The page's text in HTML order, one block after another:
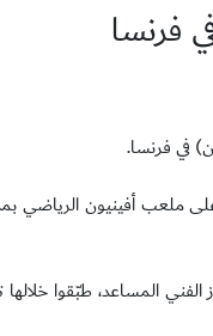
أفينيون الرياضي
المساعد، طبّقوا خلالها